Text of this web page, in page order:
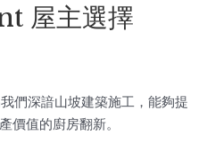
屋主選擇
們深諳山坡建築施工，能夠提
價值的廚房翻新。